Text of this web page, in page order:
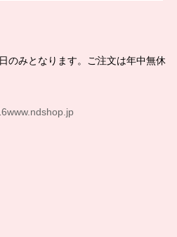
のみとなります。ご注文は年中無休